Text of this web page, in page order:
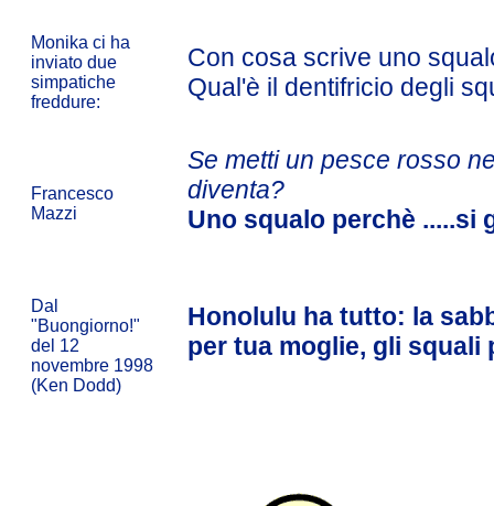
Monika ci ha
inviato due
simpatiche
freddure:
Con cosa scrive uno
Qual'è il dentifricio degli
Francesco
Mazzi
Se metti un pesce rosso
diventa?
Uno squalo perchè .....si
Dal
"Buongiorno!"
del 12
novembre 1998
(Ken Dodd)
Honolulu ha tutto: la
per tua moglie, gli squali